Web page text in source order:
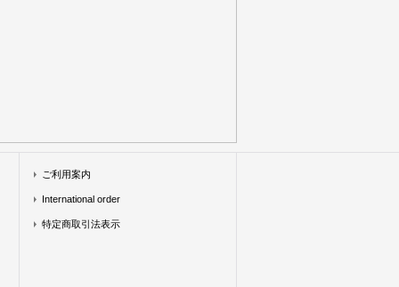
ご利用案内
International order
特定商取引法表示